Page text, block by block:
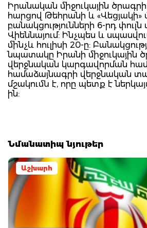
Իրանական միջուկային
հարցով Թեհրանի և «Վեցյակի»
բանակցությունների 6-րդ
Վիեննայում: Ինչպես և
մինչև հուլիսի 20-ը:
նպատակը Իրանի միջուկային
վերջնական կարգավորման
համաձայնագրի վերջնական
մշակումն է, որը պետք է
ին:
Նմանատիպ նյութեր
Աշխարհ